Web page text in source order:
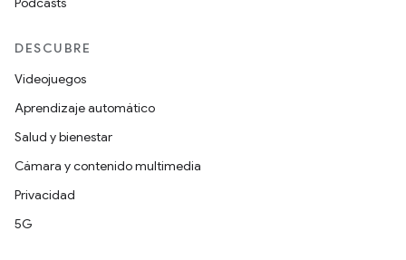
DESCUBRE
Videojuegos
Aprendizaje automático
Salud y bienestar
Cámara y contenido multimedia
Privacidad
5G